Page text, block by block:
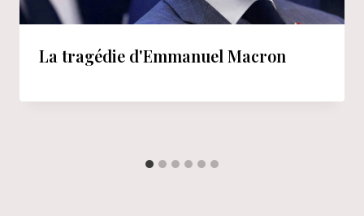
La tragédie d'Emmanuel Macron